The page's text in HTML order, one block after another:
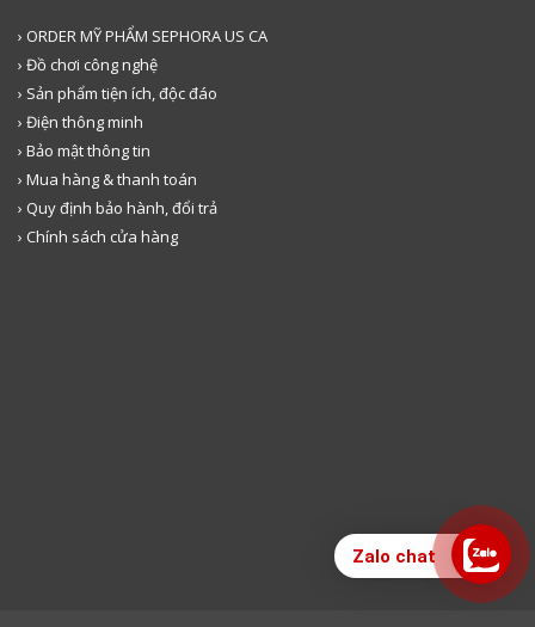
› ORDER MỸ PHẨM SEPHORA US CA
› Đồ chơi công nghệ
› Sản phẩm tiện ích, độc đáo
› Điện thông minh
› Bảo mật thông tin
› Mua hàng & thanh toán
› Quy định bảo hành, đổi trả
› Chính sách cửa hàng
Zalo chat